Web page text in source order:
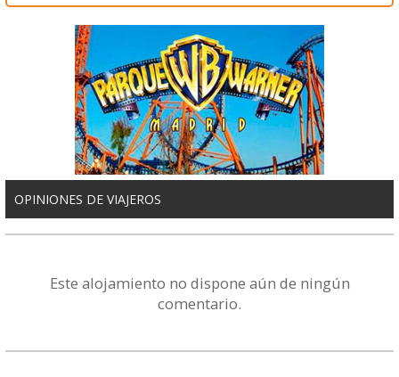
OPINIONES DE VIAJEROS
Este alojamiento no dispone aún de ningún
comentario.